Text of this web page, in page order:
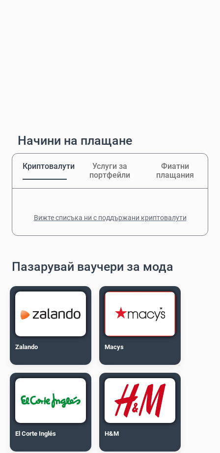
Начини на плащане
Криптовалути
Услуги за
портфейли
Фиатни
плащания
Вижте списъка ни с поддържани криптовалути
Пазарувай ваучери за мода
Zalando Macys
El Corte Inglés H&M